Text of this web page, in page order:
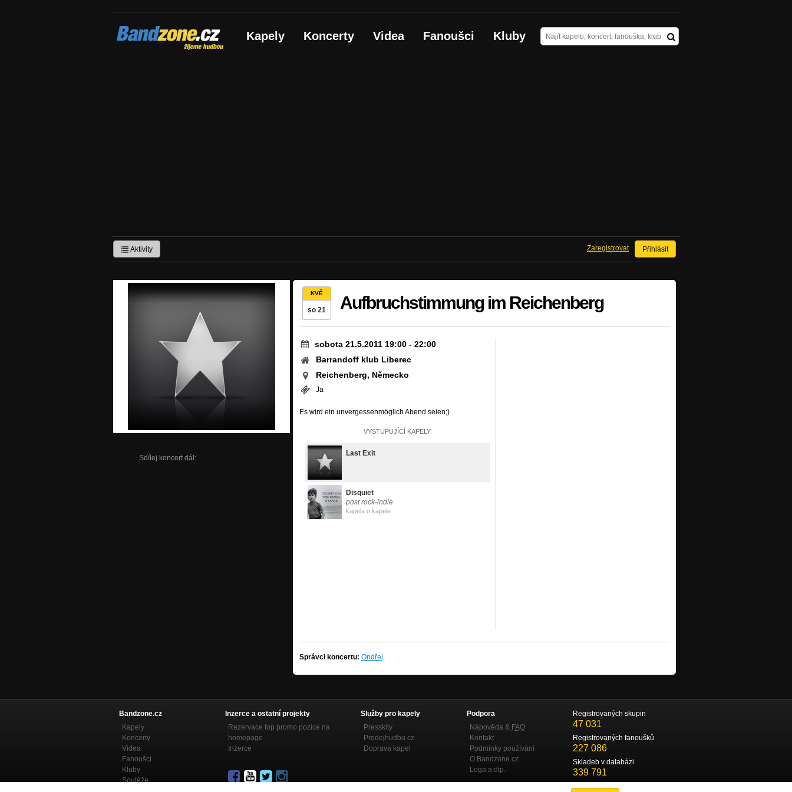
Bandzone.cz
žijeme hudbou Kapely Koncerty Videa Fanoušci Kluby
Aktivity Přihlásit
Zaregistrovat
Sdílej koncert dál:
KVĚ
so 21 Aufbruchstimmung im Reichenberg
sobota 21.5.2011 19:00 - 22:00
Barrandoff klub Liberec
Reichenberg, Německo
Ja
Es wird ein unvergessenmöglich Abend seien;)
VYSTUPUJÍCÍ KAPELY:
Last Exit
Disquiet
post rock-indie
kapela o kapele
Správci koncertu: Ondřej
Bandzone.cz
Kapely
Koncerty
Videa
Fanoušci
Kluby
Soutěže
Inzerce a ostatní projekty
Rezervace top promo pozice na
homepage
Inzerce
Služby pro kapely
Presskity
Prodejhudbu.cz
Doprava kapel
Podpora
Nápověda & FAQ
Kontakt
Podmínky používání
O Bandzone.cz
Loga a dtp.
Registrovaných skupin
47 031
Registrovaných fanoušků
227 086
Skladeb v databázi
339 791